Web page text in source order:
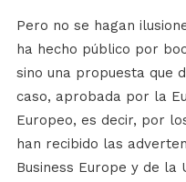
Pero no se hagan
ha hecho público por
sino una propuesta que
caso, aprobada por la
Europeo, es decir, por
han recibido las
Business Europe y de la